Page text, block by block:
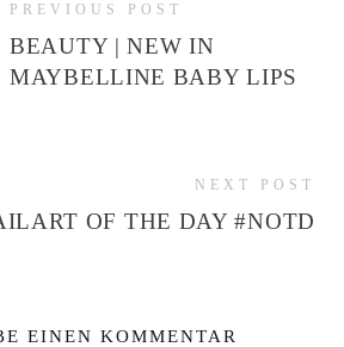
PREVIOUS POST
BEAUTY | NEW IN
MAYBELLINE BABY LIPS
NEXT POST
OF THE DAY #NOTD
EINEN KOMMENTAR